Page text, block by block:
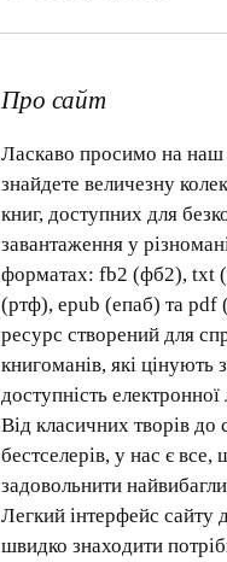
Про сайт
Ласкаво просимо на наш
знайдете величезну
книг, доступних для
завантаження у
форматах: fb2 (фб2), txt
(ртф), epub (епаб) та
ресурс створений для
книгоманів, які цінують
доступність електронної
Від класичних творів до
бестселерів, у нас є
задовольнити
Легкий інтерфейс сайту
швидко знаходити